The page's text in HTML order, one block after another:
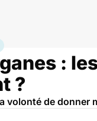
publique
:
?
volonté de donner